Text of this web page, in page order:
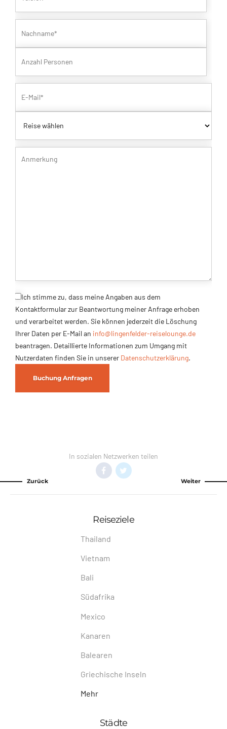
Ich stimme zu, dass meine Angaben aus dem
Kontaktformular zur Beantwortung meiner Anfrage erhoben
und verarbeitet werden. Sie können jederzeit die Löschung
Ihrer Daten per E-Mail an info@lingenfelder-reiselounge.de
beantragen. Detaillierte Informationen zum Umgang mit
Nutzerdaten finden Sie in unserer Datenschutzerklärung.
In sozialen Netzwerken teilen
Zurück Weiter
Reiseziele
Thailand
Vietnam
Bali
Südafrika
Mexico
Kanaren
Balearen
Griechische Inseln
Mehr
Städte